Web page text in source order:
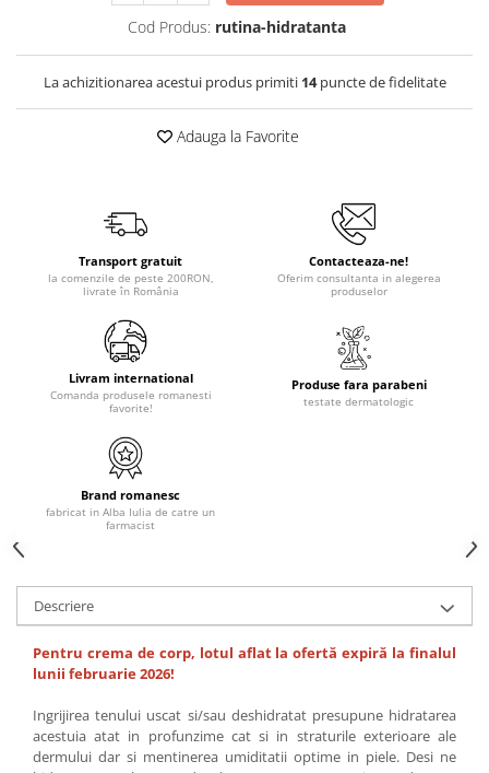
Cod Produs: rutina-hidratanta
La achizitionarea acestui produs primiti 14puncte de fidelitate
Adauga la Favorite
Transport gratuit
la comenzile de peste 200RON,
livrate în România
Contacteaza-ne!
Oferim consultanta in alegerea
produselor
Livram international
Comanda produsele romanesti
favorite!
Produse fara parabeni
testate dermatologic
Brand romanesc
fabricat in Alba Iulia de catre un
farmacist
Descriere
Pentru crema de corp, lotul aflat la ofertă expiră la finalul
lunii februarie 2026!
Ingrijirea tenului uscat si/sau deshidratat presupune hidratarea
acestuia atat in profunzime cat si in straturile exterioare ale
dermului dar si mentinerea umiditatii optime in piele. Desi ne